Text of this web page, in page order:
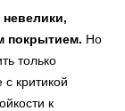
покрытием. Но
только
критикой
к